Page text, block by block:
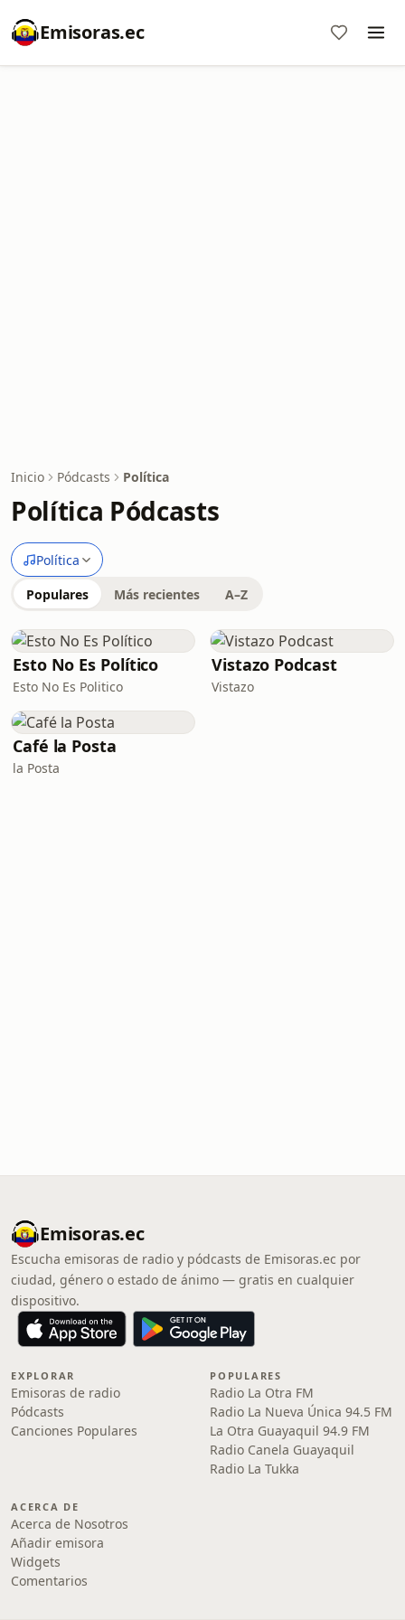
Emisoras.ec
Inicio Pódcasts Política
Política Pódcasts
Política
Populares Más recientes A–Z
Esto No Es Político
Esto No Es Politico
Vistazo Podcast
Vistazo
Café la Posta
la Posta
Emisoras.ec
Escucha emisoras de radio y pódcasts de Emisoras.ec por
ciudad, género o estado de ánimo — gratis en cualquier
dispositivo.
EXPLORAR
Emisoras de radio
Pódcasts
Canciones Populares
POPULARES
Radio La Otra FM
Radio La Nueva Única 94.5 FM
La Otra Guayaquil 94.9 FM
Radio Canela Guayaquil
Radio La Tukka
ACERCA DE
Acerca de Nosotros
Añadir emisora
Widgets
Comentarios